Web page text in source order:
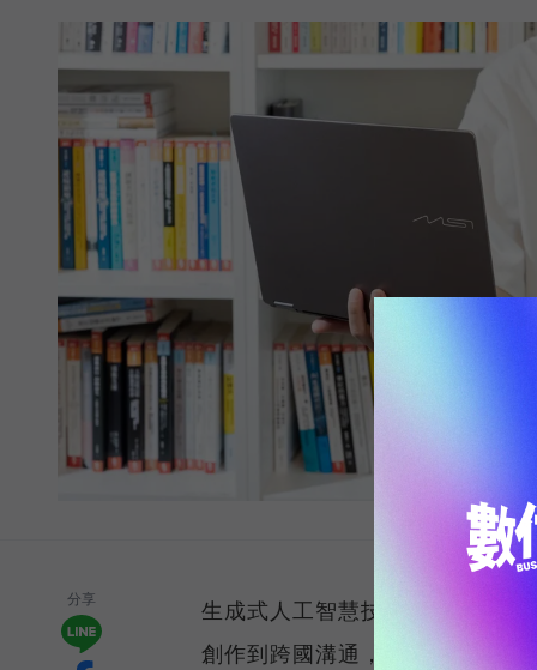
分享
生成式人工智慧技術正以驚人速
創作到跨國溝通，每位知識工作